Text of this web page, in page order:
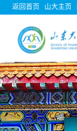
返回首页 山大主页